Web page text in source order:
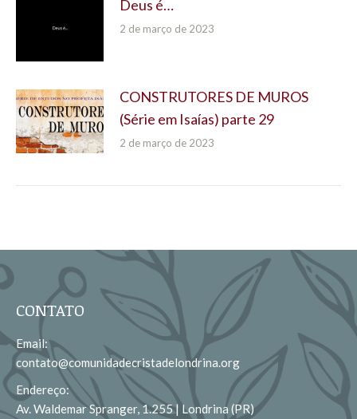
Deus é…
2 de março de 2023
CONSTRUTORES DE MUROS
(Série em Isaías) parte 29
2 de março de 2023
CONTATO
Email:
contato@comunidadecristadelondrina.org
Endereço:
Av. Waldemar Spranger, 1.255 | Londrina (PR)